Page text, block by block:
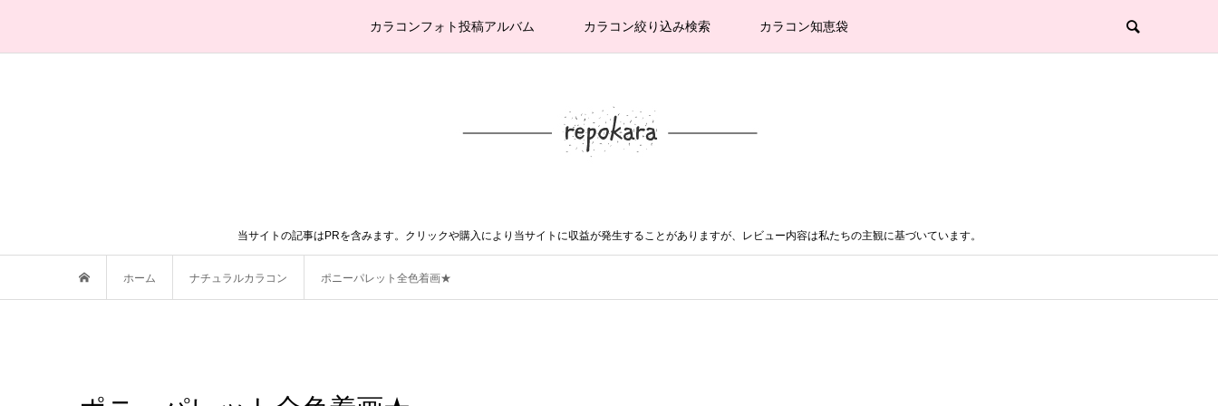
カラコンフォト投稿アルバム カラコン絞り込み検索 カラコン知恵袋
当サイトの記事はPRを含みます。クリックや購入により当サイトに収益が発生することがありますが、レビュー内容は私たちの主観に基づいています。
ホーム ナチュラルカラコン ポニーパレット全色着画★